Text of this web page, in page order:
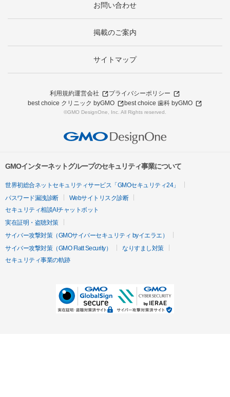
お問い合わせ
掲載のご案内
サイトマップ
利用規約運営会社
プライバシーポリシー
best choice クリニック byGMO
best choice 歯科 byGMO
©GMO DesignOne, Inc. All Rights reserved.
GMOインターネットグループのセキュリティ事業について
世界初総合ネットセキュリティサービス「GMOセキュリティ24」
パスワード漏洩診断
Webサイトリスク診断
セキュリティ相談AIチャットボット
実在証明・盗聴対策
サイバー攻撃対策（GMOサイバーセキュリティ byイエラエ）
サイバー攻撃対策（GMO Flatt Security）
なりすまし対策
セキュリティ事業の軌跡